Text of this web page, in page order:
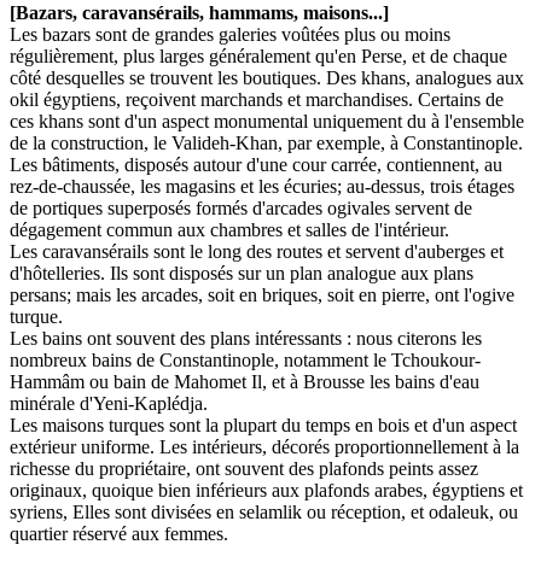
[Bazars, caravansérails, hammams, maisons...]
Les bazars sont de grandes galeries voûtées plus ou moins
régulièrement, plus larges généralement qu'en Perse, et de chaque
côté desquelles se trouvent les boutiques. Des khans, analogues aux
okil égyptiens, reçoivent marchands et marchandises. Certains de
ces khans sont d'un aspect monumental uniquement du à l'ensemble
de la construction, le Valideh-Khan, par exemple, à Constantinople.
Les bâtiments, disposés autour d'une cour carrée, contiennent, au
rez-de-chaussée, les magasins et les écuries; au-dessus, trois étages
de portiques superposés formés d'arcades ogivales servent de
dégagement commun aux chambres et salles de l'intérieur.
Les caravansérails sont le long des routes et servent d'auberges et
d'hôtelleries. Ils sont disposés sur un plan analogue aux plans
persans; mais les arcades, soit en briques, soit en pierre, ont l'ogive
turque.
Les bains ont souvent des plans intéressants : nous citerons les
nombreux bains de Constantinople, notamment le Tchoukour-
Hammâm ou bain de Mahomet Il, et à Brousse les bains d'eau
minérale d'Yeni-Kaplédja.
Les maisons turques sont la plupart du temps en bois et d'un aspect
extérieur uniforme. Les intérieurs, décorés proportionnellement à la
richesse du propriétaire, ont souvent des plafonds peints assez
originaux, quoique bien inférieurs aux plafonds arabes, égyptiens et
syriens, Elles sont divisées en selamlik ou réception, et odaleuk, ou
quartier réservé aux femmes.